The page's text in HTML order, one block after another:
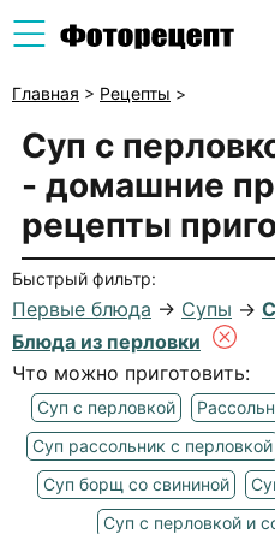
Главная > Рецепты >
Суп с
- домашние
рецепты
Быстрый фильтр:
Первые блюда → Супы →
Блюда из перловки
Что можно приготовить:
Суп с перловкой
Суп рассольник с перловкой
Суп борщ со свининой
Суп с перловкой и